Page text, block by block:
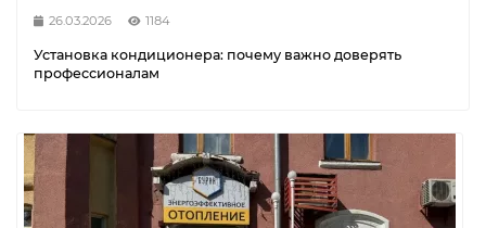
26.03.2026 1184
Установка кондиционера: почему важно доверять
профессионалам